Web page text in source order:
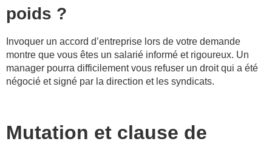
poids ?
Invoquer un accord d’entreprise lors de votre demande
montre que vous êtes un salarié informé et rigoureux. Un
manager pourra difficilement vous refuser un droit qui a été
négocié et signé par la direction et les syndicats.
Mutation et clause de